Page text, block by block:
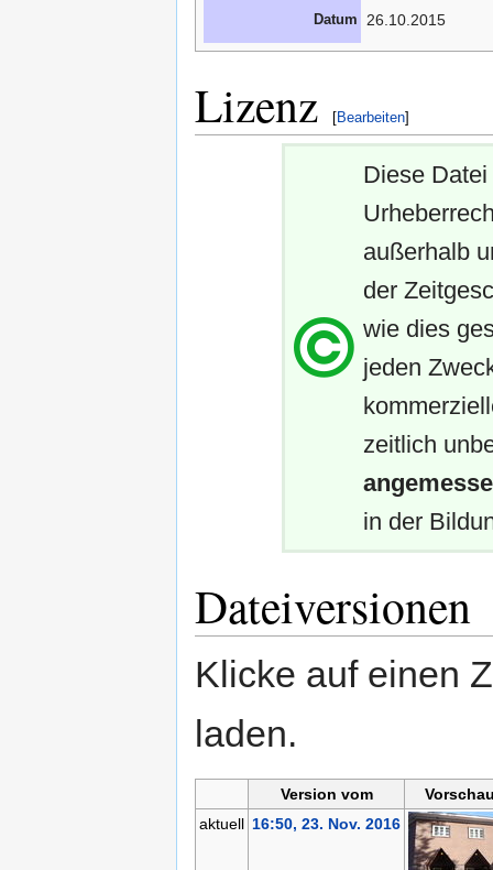
Datum 26.10.2015
Lizenz [Bearbeiten]
Diese
außerhalb
der
wie dies
jeden
zeitlich
in der
Dateiversionen
Klicke auf einen
laden.
Version vom
aktuell 16:50, 23. Nov. 2016